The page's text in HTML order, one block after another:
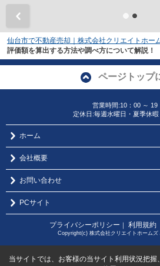
仙台市で不動産売却｜株式会社クリエイトホー
評価額を算出する方法や調べ方について解説！
ページトップ
営業時間:10：00 ～ 19
定休日:毎週水曜日・夏季休
ホーム
会社概要
お問い合わせ
PCサイト
プライバシーポリシー ｜ 利用規約
Copyright(c) 株式会社クリエイトホームズ
当サイトでは、お客様の当サイト利用状況把握